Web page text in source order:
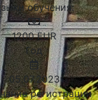
обучения:
1200 EUR
Год
05.07.2023
регистрации